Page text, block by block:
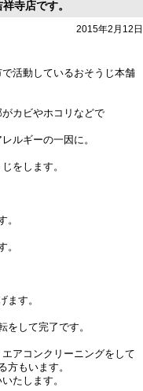
寺店です。
2015年2月12日
活動しているおそうじ本舗
カビやホコリなどで
ルギーの一因に。
をします。
。
。
ます。
をして完了です。
アコンクリーニングをして
方もいます。
たします。